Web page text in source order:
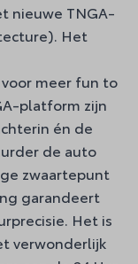
nieuwe TNGA-
Het
meer fun to
platform zijn
én de
de auto
zwaartepunt
garandeert
Het is
verwonderlijk